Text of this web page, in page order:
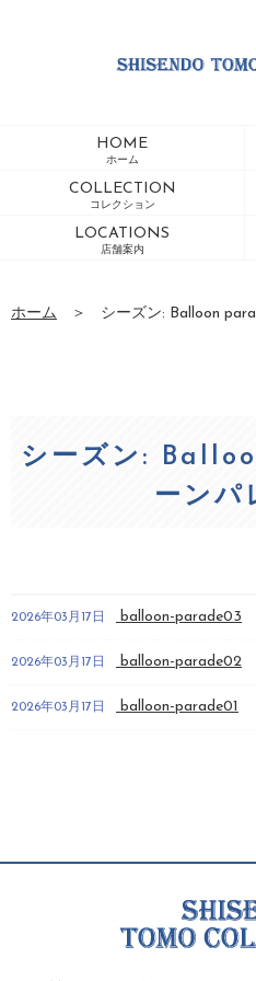
HOME
ホーム
COLLECTION
コレクション
LOCATIONS
店舗案内
ホーム ＞ シーズン: Balloon
シーズン:
ーンパ
2026年03月17日 balloon-parade03
2026年03月17日 balloon-parade02
2026年03月17日 balloon-parade01